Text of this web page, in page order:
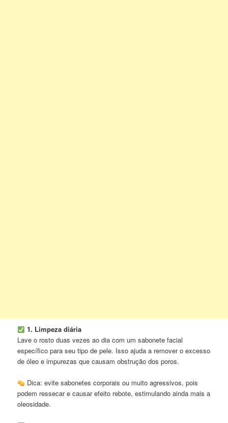
1. Limpeza diária
Lave o rosto duas vezes ao dia com um sabonete facial
específico para seu tipo de pele. Isso ajuda a remover o excesso
de óleo e impurezas que causam obstrução dos poros.
Dica: evite sabonetes corporais ou muito agressivos, pois
podem ressecar e causar efeito rebote, estimulando ainda mais a
oleosidade.